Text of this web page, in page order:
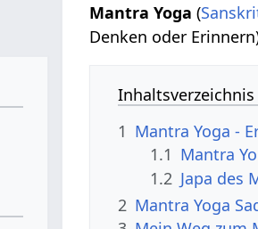
Mantra Yoga (
Denken oder
Inhaltsverzeichnis
1 Mantra Yoga -
1.1 Mantra
1.2 Japa des
2 Mantra Yoga